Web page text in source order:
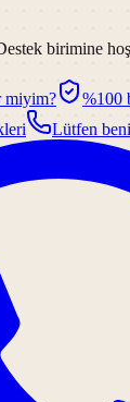
birimine
miyim?
%100
Lütfen beni